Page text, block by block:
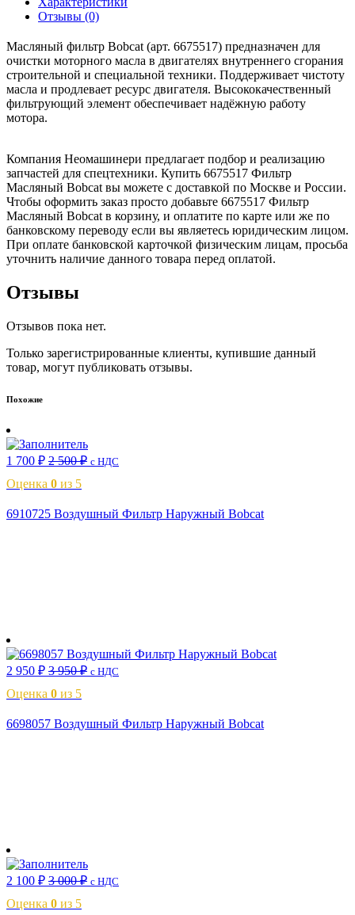
Отзывы (0)
Масляный фильтр Bobcat (арт. 6675517) предназначен для
очистки моторного масла в двигателях внутреннего сгорания
строительной и специальной техники. Поддерживает чистоту
масла и продлевает ресурс двигателя. Высококачественный
фильтрующий элемент обеспечивает надёжную работу
мотора.
Компания Неомашинери предлагает подбор и реализацию
запчастей для спецтехники. Купить 6675517 Фильтр
Масляный Bobcat вы можете с доставкой по Москве и России.
Чтобы оформить заказ просто добавьте 6675517 Фильтр
Масляный Bobcat в корзину, и оплатите по карте или же по
банковскому переводу если вы являетесь юридическим лицом.
При оплате банковской карточкой физическим лицам, просьба
уточнить наличие данного товара перед оплатой.
Отзывы
Отзывов пока нет.
Только зарегистрированные клиенты, купившие данный
товар, могут публиковать отзывы.
Похожие
1 700 ₽ 2 500₽ с НДС
Оценка 0 из 5
6910725 Воздушный Фильтр Наружный Bobcat
2 950 ₽ 3 950₽ с НДС
Оценка 0 из 5
6698057 Воздушный Фильтр Наружный Bobcat
2 100 ₽ 3 000₽ с НДС
Оценка 0 из 5